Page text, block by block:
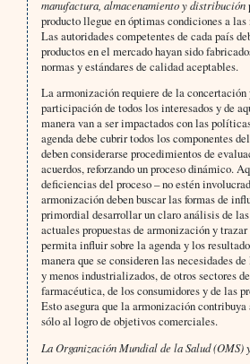
manufactura, almacenamiento y distribución
producto llegue en óptimas condiciones a
Las autoridades competentes de cada país
productos en el mercado hayan sido
normas y estándares de calidad aceptables.
La armonización requiere de la
participación de todos los interesados y de
manera van a ser impactados con las
agenda debe cubrir todos los componentes
deben considerarse procedimientos de
acuerdos, reforzando un proceso dinámico.
deficiencias del proceso – no estén
armonización deben buscar las formas de
primordial desarrollar un claro análisis de
actuales propuestas de armonización y
permita influir sobre la agenda y los
manera que se consideren las necesidades
y menos industrializados, de otros sectores
farmacéutica, de los consumidores y de las
Esto asegura que la armonización
sólo al logro de objetivos comerciales.
La Organización Mundial de la Salud (OMS)